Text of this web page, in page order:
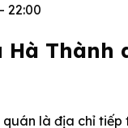
22:00
Hà Thành
là địa chỉ